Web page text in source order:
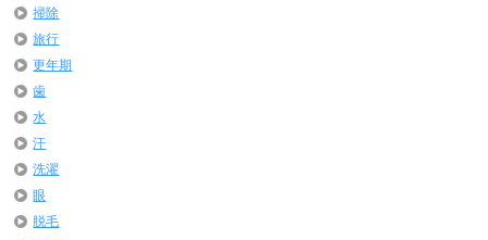
掃除
旅行
更年期
歯
水
汗
洗濯
眼
脱毛